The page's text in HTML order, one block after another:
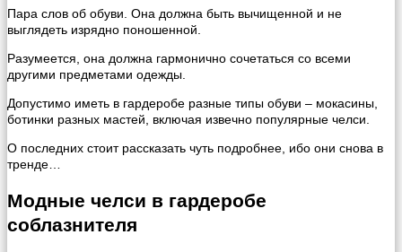
Пара слов об обуви. Она должна быть вычищенной и не
выглядеть изрядно поношенной.
Разумеется, она должна гармонично сочетаться со всеми
другими предметами одежды.
Допустимо иметь в гардеробе разные типы обуви – мокасины,
ботинки разных мастей, включая извечно популярные челси.
О последних стоит рассказать чуть подробнее, ибо они снова в
тренде…
Модные челси в гардеробе
соблазнителя